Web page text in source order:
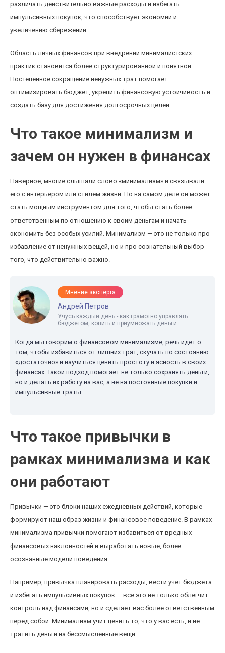
различать действительно важные расходы и избегать
импульсивных покупок, что способствует экономии и
увеличению сбережений.
Область личных финансов при внедрении минималистских
практик становится более структурированной и понятной.
Постепенное сокращение ненужных трат помогает
оптимизировать бюджет, укрепить финансовую устойчивость и
создать базу для достижения долгосрочных целей.
Что такое минимализм и
зачем он нужен в финансах
Наверное, многие слышали слово «минимализм» и связывали
его с интерьером или стилем жизни. Но на самом деле он может
стать мощным инструментом для того, чтобы стать более
ответственным по отношению к своим деньгам и начать
экономить без особых усилий. Минимализм — это не только про
избавление от ненужных вещей, но и про сознательный выбор
того, что действительно важно.
Мнение эксперта
Андрей Петров
Учусь каждый день - как грамотно управлять
бюджетом, копить и приумножать деньги
Когда мы говорим о финансовом минимализме, речь идет о
том, чтобы избавиться от лишних трат, скучать по состоянию
«достаточно» и научиться ценить простоту и ясность в своих
финансах. Такой подход помогает не только сохранять деньги,
но и делать их работу на вас, а не на постоянные покупки и
импульсивные траты.
Что такое привычки в
рамках минимализма и как
они работают
Привычки — это блоки наших ежедневных действий, которые
формируют наш образ жизни и финансовое поведение. В рамках
минимализма привычки помогают избавиться от вредных
финансовых наклонностей и выработать новые, более
осознанные модели поведения.
Например, привычка планировать расходы, вести учет бюджета
и избегать импульсивных покупок — все это не только облегчит
контроль над финансами, но и сделает вас более ответственным
перед собой. Минимализм учит ценить то, что у вас есть, и не
тратить деньги на бессмысленные вещи.